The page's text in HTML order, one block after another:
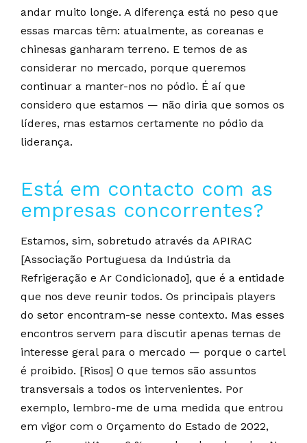
andar muito longe. A diferença está no peso que
essas marcas têm: atualmente, as coreanas e
chinesas ganharam terreno. E temos de as
considerar no mercado, porque queremos
continuar a manter-nos no pódio. É aí que
considero que estamos — não diria que somos os
líderes, mas estamos certamente no pódio da
liderança.
Está em contacto com as
empresas concorrentes?
Estamos, sim, sobretudo através da APIRAC
[Associação Portuguesa da Indústria da
Refrigeração e Ar Condicionado], que é a entidade
que nos deve reunir todos. Os principais players
do setor encontram-se nesse contexto. Mas esses
encontros servem para discutir apenas temas de
interesse geral para o mercado — porque o cartel
é proibido. [Risos] O que temos são assuntos
transversais a todos os intervenientes. Por
exemplo, lembro-me de uma medida que entrou
em vigor com o Orçamento do Estado de 2022,